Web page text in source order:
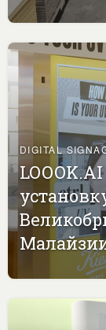
DIGITAL